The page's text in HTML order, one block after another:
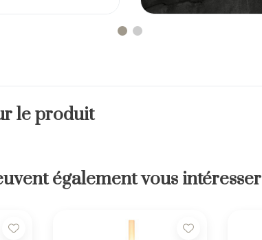
le produit
également vous intéresser